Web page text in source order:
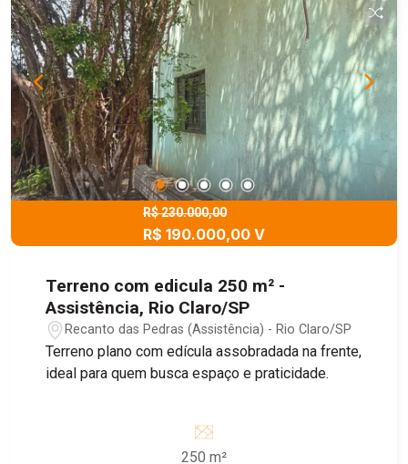
R$ 230.000,00
R$ 190.000,00 V
Terreno com edicula 250 m² -
Assistência, Rio Claro/SP
Recanto das Pedras (Assistência) - Rio Claro/SP
Terreno plano com edícula assobradada na frente,
ideal para quem busca espaço e praticidade.
250 m²